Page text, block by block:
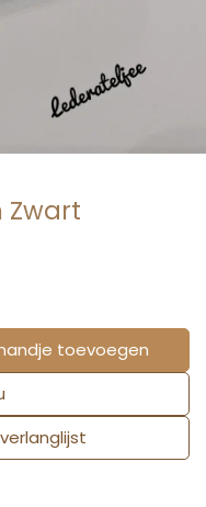
Zwart
toevoegen